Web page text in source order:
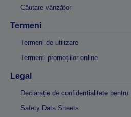
Căutare vânzător
Termeni
Termeni de utilizare
Termenii promoțiilor online
Legal
Declarație de confidențialitate
Safety Data Sheets